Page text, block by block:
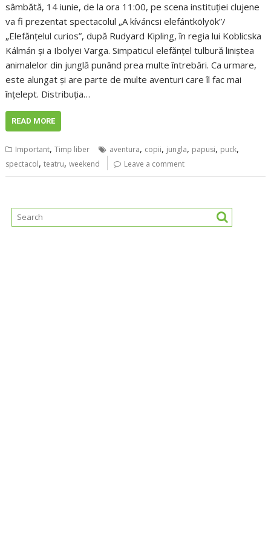
sâmbătă, 14 iunie, de la ora 11:00, pe scena instituției clujene
va fi prezentat spectacolul „A kíváncsi elefántkölyök”/
„Elefănțelul curios”, după Rudyard Kipling, în regia lui Koblicska
Kálmán și a Ibolyei Varga. Simpaticul elefănțel tulbură liniștea
animalelor din junglă punând prea multe întrebări. Ca urmare,
este alungat și are parte de multe aventuri care îl fac mai
înțelept. Distribuția…
READ MORE
Important,Timp liber aventura, copii, jungla, papusi, puck,
spectacol,teatru,weekend Leave a comment